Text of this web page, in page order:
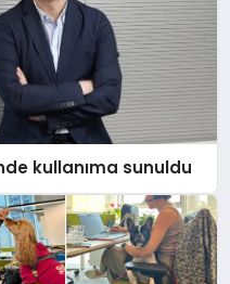
kullanıma sunuldu